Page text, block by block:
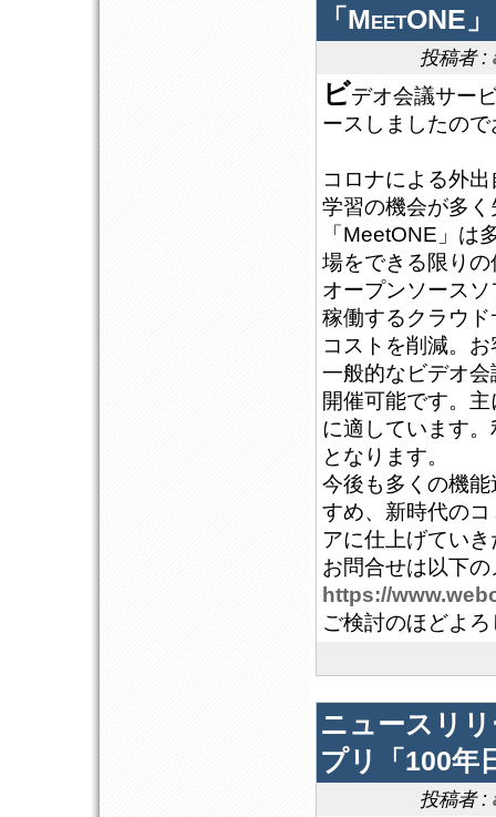
「MeetONE
投稿者 :
ビデオ会議サー
ースしましたの
コロナによる外
学習の機会が多
「MeetONE」は
場をできる限り
オープンソース
稼働するクラウ
コストを削減。
一般的なビデオ
開催可能です。
に適しています
となります。
今後も多くの機
すめ、新時代の
アに仕上げてい
お問合せは以下
https://
ご検討のほどよ
ニュースリ
プリ「100年
投稿者 :